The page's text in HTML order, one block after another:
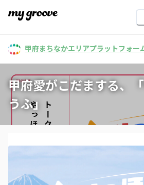
甲府まちなかエリアプラットフォー
甲府愛がこだまする、
うふ」